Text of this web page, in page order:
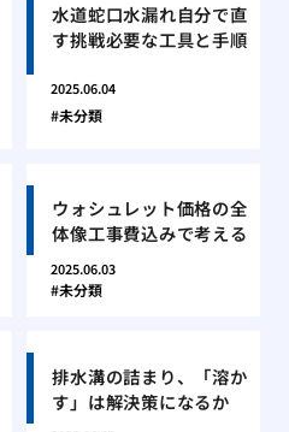
水道蛇口水漏れ自分で直
す挑戦必要な工具と手順
2025.06.04
未分類
ウォシュレット価格の全
体像工事費込みで考える
2025.06.03
未分類
排水溝の詰まり、「溶か
す」は解決策になるか